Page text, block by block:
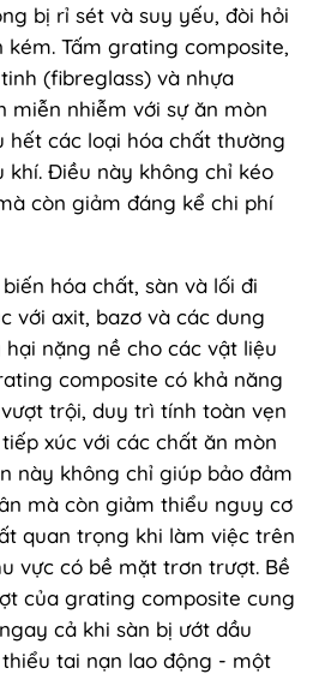
bị rỉ sét và suy yếu, đòi hỏi
Tấm grating composite,
(fibreglass) và nhựa
miễn nhiễm với sự ăn mòn
hết các loại hóa chất thường
Điều này không chỉ kéo
còn giảm đáng kể chi phí
hóa chất, sàn và lối đi
với axit, bazơ và các dung
nặng nề cho các vật liệu
composite có khả năng
trội, duy trì tính toàn vẹn
xúc với các chất ăn mòn
này không chỉ giúp bảo đảm
mà còn giảm thiểu nguy cơ
quan trọng khi làm việc trên
vực có bề mặt trơn trượt. Bề
của grating composite cung
cả khi sàn bị ướt dầu
tai nạn lao động - một